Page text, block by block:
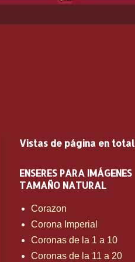
Vistas de página en total
ENSERES PARA IMÁGENES
TAMAÑO NATURAL
Corazon
Corona Imperial
Coronas de la 1 a 10
Coronas de la 11 a 20